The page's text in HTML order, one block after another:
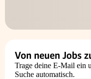
Von neuen Jobs
Trage deine E-Mail ein
Suche automatisch.